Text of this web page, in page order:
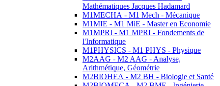
Mathématiques Jacques Hadamard
M1MECHA - M1 Mech - Mécanique
M1MIE - M1 MiE - Master en Economie
M1MPRI - M1 MPRI - Fondements de
l'Informatique
M1PHYSICS - M1 PHYS - Physique
M2AAG - M2 AAG - Analyse,
Arithmétique, Géométrie
M2BIOHEA - M2 BH - Biologie et Santé